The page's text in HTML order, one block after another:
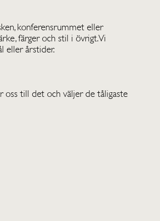
konferensrummet eller
färger och stil i övrigt. Vi
eller årstider.
oss till det och väljer de tåligaste